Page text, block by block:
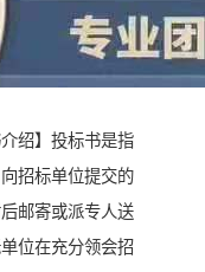
绍】投标书是指
招标单位提交的
邮寄或派专人送
位在充分领会招